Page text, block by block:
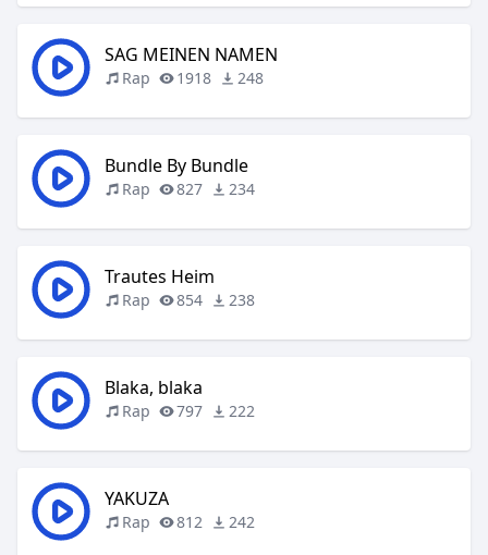
SAG MEINEN NAMEN
Rap 1918 248
Bundle By Bundle
Rap 827 234
Trautes Heim
Rap 854 238
Blaka, blaka
Rap 797 222
YAKUZA
Rap 812 242